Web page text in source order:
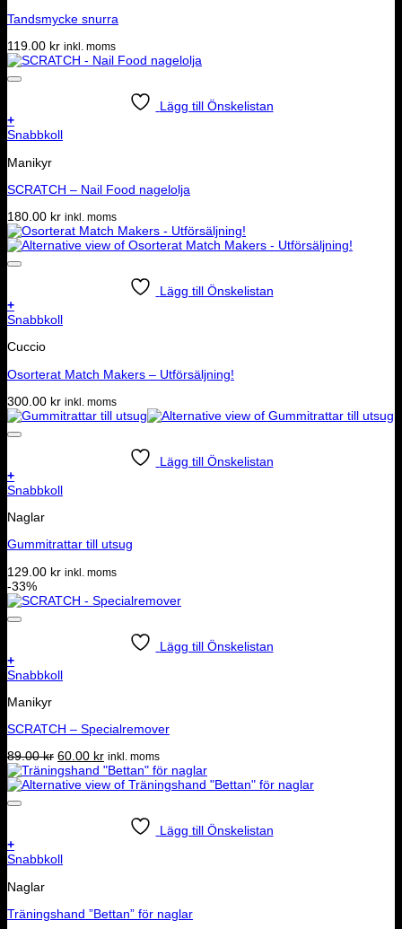
Tandsmycke snurra
119.00 kr inkl. moms
Lägg till Önskelistan
+
Snabbkoll
Manikyr
SCRATCH – Nail Food nagelolja
180.00 kr inkl. moms
Lägg till Önskelistan
+
Snabbkoll
Cuccio
Osorterat Match Makers – Utförsäljning!
300.00 kr inkl. moms
Lägg till Önskelistan
+
Snabbkoll
Naglar
Gummitrattar till utsug
129.00 kr inkl. moms
-33%
Lägg till Önskelistan
+
Snabbkoll
Manikyr
SCRATCH – Specialremover
89.00kr Det
ursprungliga
priset
60.00 krDet
nuvarande
priset
inkl. moms
Lägg till Önskelistan
+
Snabbkoll
Naglar
Träningshand ”Bettan” för naglar